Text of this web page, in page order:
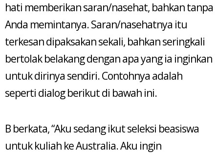
hati memberikan saran/nasehat, bahkan tanpa
Anda memintanya. Saran/nasehatnya itu
terkesan dipaksakan sekali, bahkan seringkali
bertolak belakang dengan apa yang ia inginkan
untuk dirinya sendiri. Contohnya adalah
seperti dialog berikut di bawah ini.
B berkata, “Aku sedang ikut seleksi beasiswa
untuk kuliah ke Australia. Aku ingin